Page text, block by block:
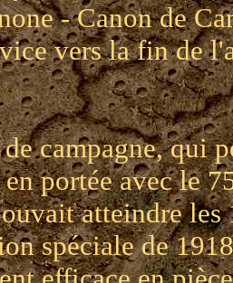
- Canon de
vers la fin de
campagne, qui
portée avec le
atteindre les
spéciale de